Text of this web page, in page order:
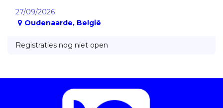
27/09/2026
Oudenaarde, België
Registraties nog niet open